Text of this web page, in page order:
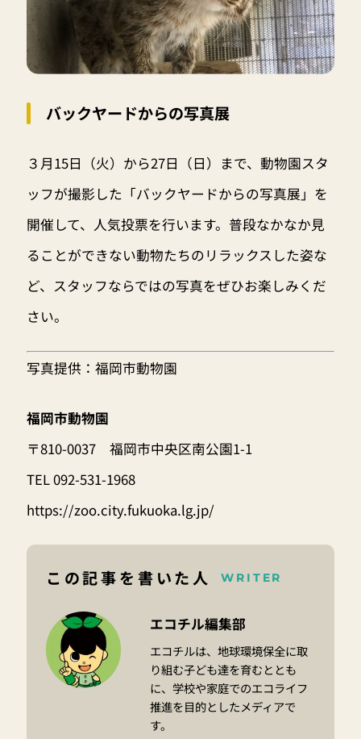
バックヤードからの写真展
３月15日（火）から27日（日）まで、動物園スタ
ッフが撮影した「バックヤードからの写真展」を
開催して、人気投票を行います。普段なかなか見
ることができない動物たちのリラックスした姿な
ど、スタッフならではの写真をぜひお楽しみくだ
さい。
写真提供：福岡市動物園
福岡市動物園
〒810-0037 福岡市中央区南公園1-1
TEL 092-531-1968
https://zoo.city.fukuoka.lg.jp/
この記事を書いた人 WRITER
エコチル編集部
エコチルは、地球環境保全に取
り組む子ども達を育むととも
に、学校や家庭でのエコライフ
推進を目的としたメディアで
す。